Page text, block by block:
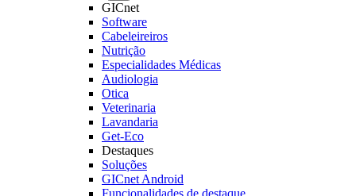
GICnet
Software
Cabeleireiros
Nutrição
Especialidades Médicas
Audiologia
Otica
Veterinaria
Lavandaria
Get-Eco
Destaques
Soluções
GICnet Android
Funcionalidades de destaque